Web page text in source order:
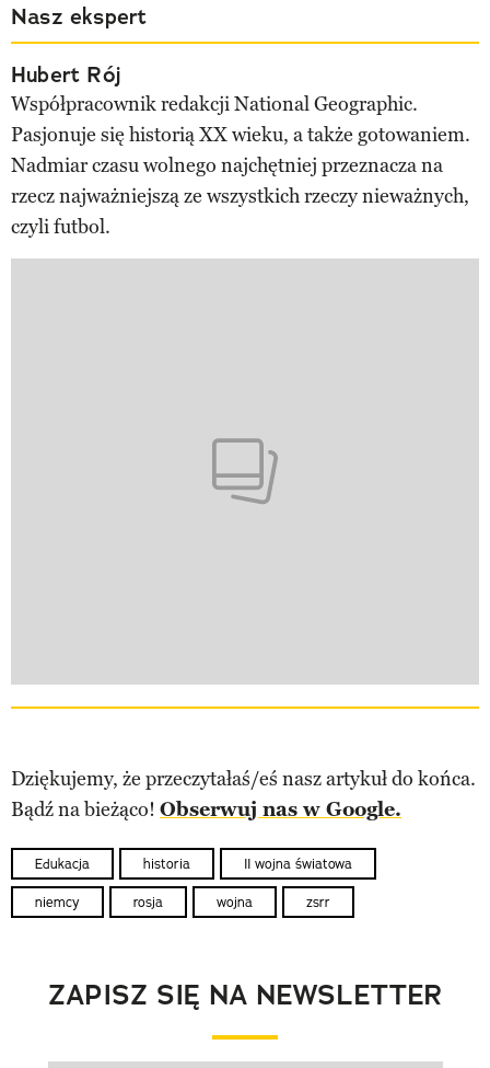
Nasz ekspert
Hubert Rój
Współpracownik redakcji National Geographic.
Pasjonuje się historią XX wieku, a także gotowaniem.
Nadmiar czasu wolnego najchętniej przeznacza na
rzecz najważniejszą ze wszystkich rzeczy nieważnych,
czyli futbol.
Dziękujemy, że przeczytałaś/eś nasz artykuł do końca.
Bądź na bieżąco! Obserwuj nas w Google.
Edukacja historia II wojna światowa
niemcy rosja wojna zsrr
ZAPISZ SIĘ NA NEWSLETTER